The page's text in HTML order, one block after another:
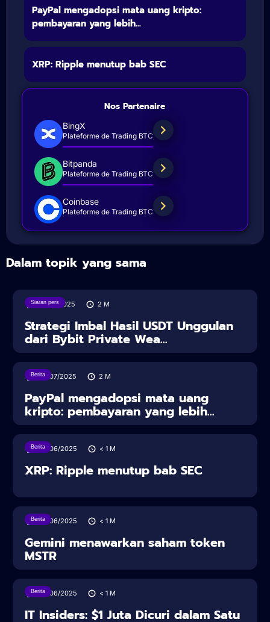
PayPal mengadopsi mata uang kripto:
pembayaran yang lebih...
XRP: Ripple menutup bab SEC
Nos Partenaire
BingX
Plateforme de Trading BTC
Bitpanda
Plateforme de Trading BTC
Coinbase
Plateforme de Trading BTC
Dalam topik yang sama
Siaran pers
18/08/2025 2 M
Strategi Imbal Hasil USDT Unggulan
dari Bybit Private Wea...
Berita
30/07/2025 2 M
PayPal mengadopsi mata uang
kripto: pembayaran yang lebih...
Berita
28/06/2025 < 1 M
XRP: Ripple menutup bab SEC
Berita
28/06/2025 < 1 M
Gemini menawarkan saham token
MSTR
Berita
28/06/2025 < 1 M
IT Insiders: $1 Juta Dicuri dalam Satu